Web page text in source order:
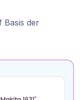
der